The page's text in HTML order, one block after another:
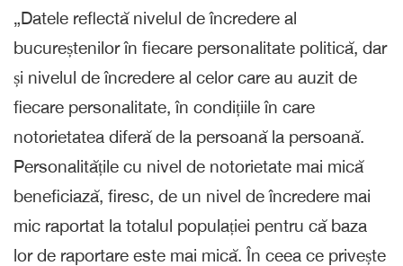
„Datele reflectă nivelul de încredere al
bucureștenilor în fiecare personalitate politică, dar
și nivelul de încredere al celor care au auzit de
fiecare personalitate, în condițiile în care
notorietatea diferă de la persoană la persoană.
Personalitățile cu nivel de notorietate mai mică
beneficiază, firesc, de un nivel de încredere mai
mic raportat la totalul populației pentru că baza
lor de raportare este mai mică. În ceea ce privește